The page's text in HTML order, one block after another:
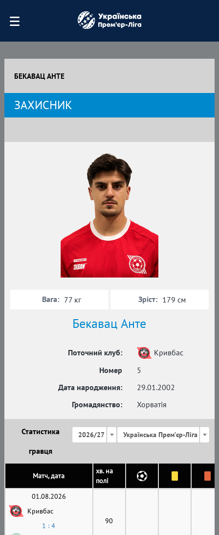
БЕКАВАЦ АНТЕ
ЗАХИСНИК
Бекавац Анте
Поточний клуб:
Кривбас
Номер
5
Дата народження:
29.01.2002
Громадянство:
Хорватія
Вага: 77 кг Зріст: 179 см
Статистика
гравця
2026/27 Українська Премʼєр-Ліга
Матч, дата
хв. на
полі
01.08.2026
Кривбас
1 : 4
90